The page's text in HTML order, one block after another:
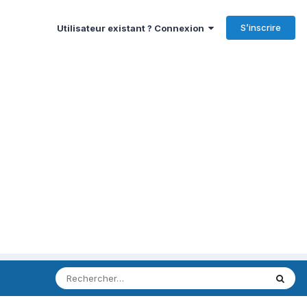
Utilisateur existant ? Connexion S’inscrire